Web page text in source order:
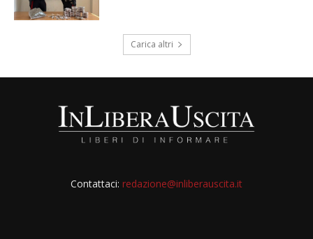
Carica altri
Contattaci: redazione@inliberauscita.it